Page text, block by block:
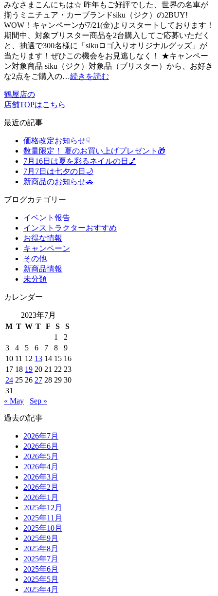
みなさまこんにちは☆ 昨年もご好評でした、世界の名車が
揃うミニチュア・カーブランドsiku（ジク）の2BUY!
WOW！キャンペーンが7/21(金)よりスタートしております！
期間中、対象ブリスター商品を2台購入してご応募いただく
と、抽選で300名様に「sikuロゴ入りオリジナルグッズ」が
当たります！ぜひこの機会をお見逃しなく！ ★キャンペー
ン対象商品 siku（ジク）対象品（ブリスター）から、お好き
な2点をご購入の…続きを読む
鶴屋店の
店舗TOPはこちら
最近の記事
価格改定お知らせ☟
数量限定！ 夏のお買い上げプレゼント🎁
7月16日は夏を彩るネイルの日💅
7月7日は七夕の日🌙
新商品のお知らせ🚗
ブログカテゴリー
イベント報告
インストラクターおすすめ
お得な情報
キャンペーン
その他
新商品情報
未分類
カレンダー
2023年7月
M T W T F S
S
1
2
3
4 5 6 7 8
9
10 11 12 13 14 15 16
17 18 19 20 21 22 23
24 25 26 27 28 29 30
31
« May
Sep »
過去の記事
2026年7月
2026年6月
2026年5月
2026年4月
2026年3月
2026年2月
2026年1月
2025年12月
2025年11月
2025年10月
2025年9月
2025年8月
2025年7月
2025年6月
2025年5月
2025年4月